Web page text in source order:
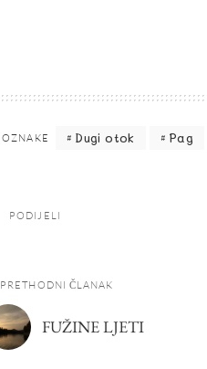
OZNAKE Dugi otok Pag
PODIJELI
PRETHODNI ČLANAK
FUŽINE LJETI